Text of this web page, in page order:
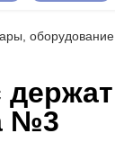
оборудование
держат
№3